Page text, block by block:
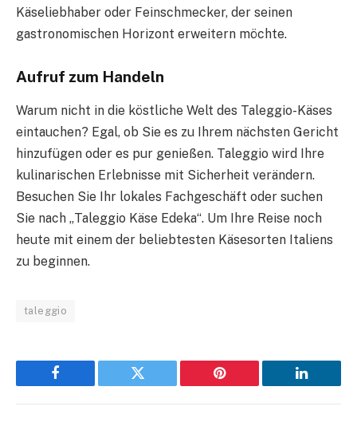
Käseliebhaber oder Feinschmecker, der seinen
gastronomischen Horizont erweitern möchte.
Aufruf zum Handeln
Warum nicht in die köstliche Welt des Taleggio-Käses
eintauchen? Egal, ob Sie es zu Ihrem nächsten Gericht
hinzufügen oder es pur genießen. Taleggio wird Ihre
kulinarischen Erlebnisse mit Sicherheit verändern.
Besuchen Sie Ihr lokales Fachgeschäft oder suchen
Sie nach „Taleggio Käse Edeka“. Um Ihre Reise noch
heute mit einem der beliebtesten Käsesorten Italiens
zu beginnen.
taleggio
Facebook Twitter Pinterest LinkedIn